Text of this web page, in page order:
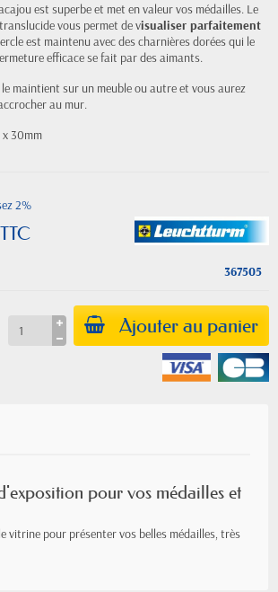
est superbe et met en valeur vos médailles. Le
vous permet de visualiser parfaitement
est maintenu avec des charnières dorées qui le
efficace se fait par des aimants.
maintient sur un meuble ou autre et vous aurez
au mur.
30mm
2%
TTC
367505
Ajouter au panier
pour vos médailles et
vitrine pour présenter vos belles médailles, très